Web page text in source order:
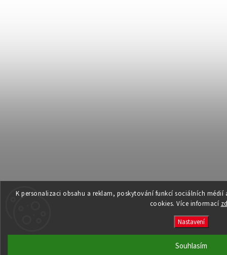
K personalizaci obsahu a reklam, poskytování funkcí sociálních
cookies. Více informací
Nastavení
Souhlasím